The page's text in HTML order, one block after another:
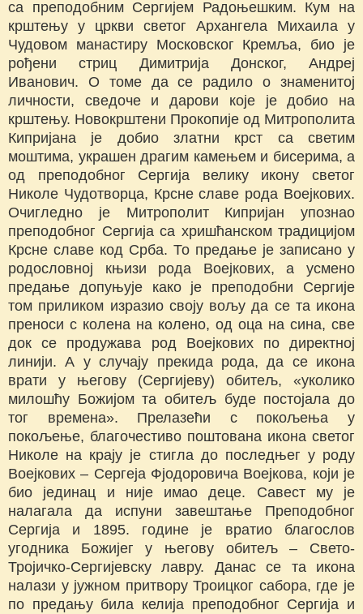
са преподобним Сергијем Радоњешким. Кум на
крштењу у цркви светог Архангела Михаила у
Чудовом манастиру Московског Кремља, био је
рођени стриц Димитрија Донског, Андреј
Иванович. О томе да се радило о знаменитој
личности, сведоче и дарови које је добио на
крштењу. Новокрштени Прокопије од Митрополита
Кипријана је добио златни крст са светим
моштима, украшен драгим камењем и бисерима, а
од преподобног Сергија велику икону светог
Николе Чудотворца, Крсне славе рода Воејкових.
Очигледно је Митрополит Кипријан упознао
преподобног Сергија са хришћанском традицијом
Крсне славе код Срба. То предање је записано у
родословној књизи рода Воејкових, а усмено
предање допуњује како је преподобни Сергије
том приликом изразио своју вољу да се та икона
преноси с колена на колено, од оца на сина, све
док се продужава род Воејкових по директној
линији. А у случају прекида рода, да се икона
врати у његову (Сергијеву) обитељ, «уколико
милошћу Божијом та обитељ буде постојала до
тог времена». Прелазећи с покољења у
покољење, благочестиво поштована икона светог
Николе на крају је стигла до последњег у роду
Воејкових – Сергеја Фјодоровича Воејкова, који је
био јединац и није имао деце. Савест му је
налагала да испуни завештање Преподобног
Сергија и 1895. године је вратио благослов
угодника Божијег у његову обитељ – Свето-
Тројичко-Сергијевску лавру. Данас се та икона
налази у јужном притвору Троицког сабора, где је
по предању била келија преподобног Сергија и